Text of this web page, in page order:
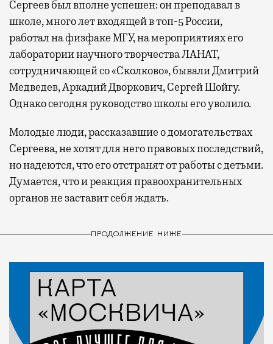
Сергеев был вполне успешен: он преподавал в
школе, много лет входящей в топ-5 России,
работал на физфаке МГУ, на мероприятиях его
лаборатории научного творчества ЛАНАТ,
сотрудничающей со «Сколково», бывали Дмитрий
Медведев, Аркадий Дворкович, Сергей Шойгу.
Однако сегодня руководство школы его уволило.
Молодые люди, рассказавшие о домогательствах
Сергеева, не хотят для него правовых последствий,
но надеются, что его отстранят от работы с детьми.
Думается, что и реакция правоохранительных
органов не заставит себя ждать.
ПРОДОЛЖЕНИЕ НИЖЕ